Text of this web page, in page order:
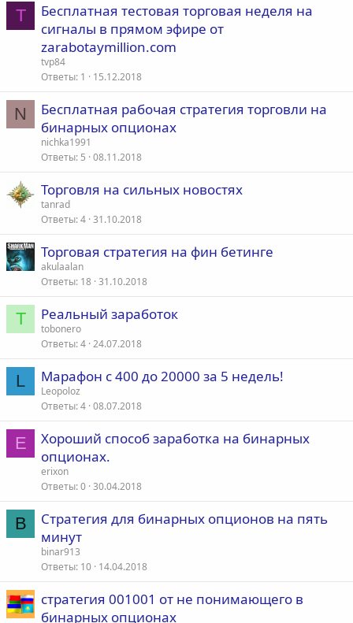
T
Бесплатная тестовая торговая неделя на
сигналы в прямом эфире от
zarabotaymillion.com
tvp84
Ответы 1 15.12.2018
N
Бесплатная рабочая стратегия торговли на
бинарных опционах
nichka1991
Ответы 5 08.11.2018
Торговля на сильных новостях
tanrad
Ответы 4 31.10.2018
Торговая стратегия на фин бетинге
akulaalan
Ответы 18 31.10.2018
T Реальный заработок
tobonero
Ответы 4 24.07.2018
L Марафон с 400 до 20000 за 5 недель!
Leopoloz
Ответы 4 08.07.2018
E
Хороший способ заработка на бинарных
опционах.
erixon
Ответы 0 30.04.2018
B
Стратегия для бинарных опционов на пять
минут
binar913
Ответы 10 14.04.2018
стратегия 001001 от не понимающего в
бинарных опционах